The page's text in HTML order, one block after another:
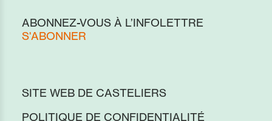
ABONNEZ-VOUS À L’INFOLETTRE
S'ABONNER
SITE WEB DE CASTELIERS
POLITIQUE DE CONFIDENTIALITÉ